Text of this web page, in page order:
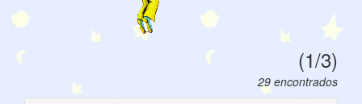
(1/3)
29 encontrados